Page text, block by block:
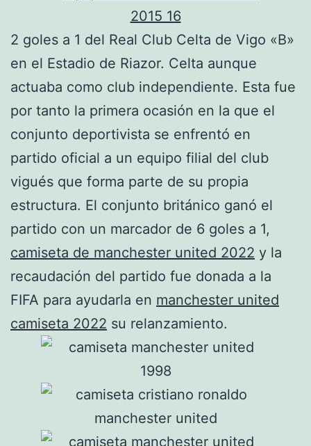
2 goles a 1 del Real Club Celta de Vigo «B»
en el Estadio de Riazor. Celta aunque
actuaba como club independiente. Esta fue
por tanto la primera ocasión en la que el
conjunto deportivista se enfrentó en
partido oficial a un equipo filial del club
vigués que forma parte de su propia
estructura. El conjunto británico ganó el
partido con un marcador de 6 goles a 1,
camiseta de manchester united 2022 y la
recaudación del partido fue donada a la
FIFA para ayudarla en manchester united
camiseta 2022 su relanzamiento.